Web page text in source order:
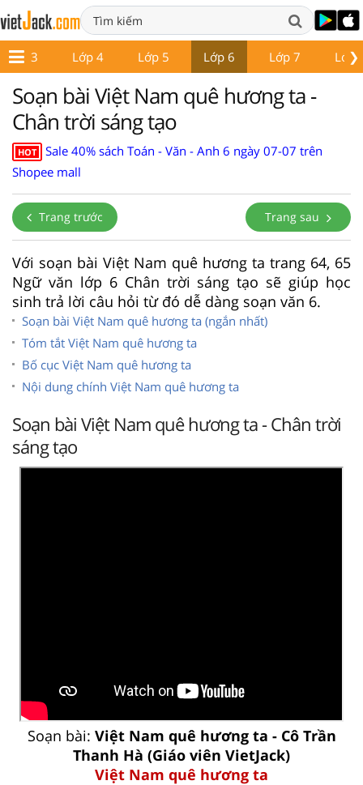
❯
Lớp 3 Lớp 4 Lớp 5 Lớp 6 Lớp 7 Lớp
Soạn bài Việt Nam quê hương ta -
Chân trời sáng tạo
HOT
Sale 40% sách Toán - Văn - Anh 6 ngày 07-07 trên
Shopee mall
Trang trước Trang sau
Với soạn bài Việt Nam quê hương ta trang 64, 65
Ngữ văn lớp 6 Chân trời sáng tạo sẽ giúp học
sinh trả lời câu hỏi từ đó dễ dàng soạn văn 6.
Soạn bài Việt Nam quê hương ta (ngắn nhất)
Tóm tắt Việt Nam quê hương ta
Bố cục Việt Nam quê hương ta
Nội dung chính Việt Nam quê hương ta
Soạn bài Việt Nam quê hương ta - Chân trời
sáng tạo
Soạn bài: Việt Nam quê hương ta - Cô Trần
Thanh Hà (Giáo viên VietJack)
Việt Nam quê hương ta